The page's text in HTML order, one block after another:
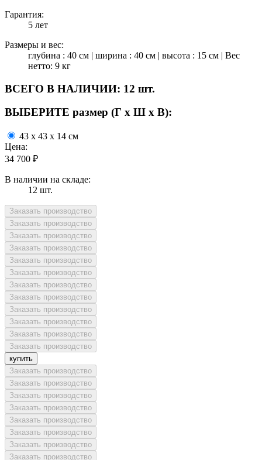
Гарантия:
5 лет
Размеры и вес:
глубина : 40 см | ширина : 40 см | высота : 15 см | Вес
нетто: 9 кг
ВСЕГО В НАЛИЧИИ: 12 шт.
ВЫБЕРИТЕ размер (Г х Ш х В):
43 x 43 x 14 см
Цена:
34 700 ₽
В наличии на складе:
12 шт.